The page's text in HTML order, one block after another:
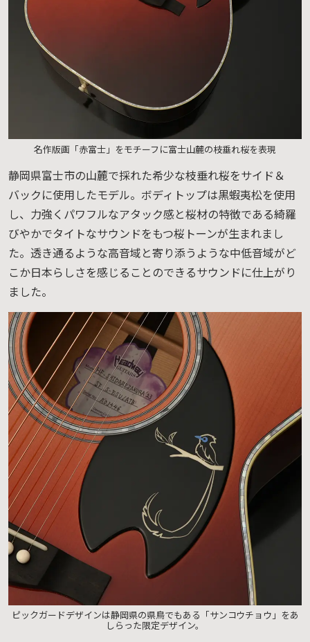
名作版画「赤富士」をモチーフに富士山麓の枝垂れ桜を表現
静岡県富士市の山麓で採れた希少な枝垂れ桜をサイド＆
バックに使用したモデル。ボディトップは黒蝦夷松を使用
し、力強くパワフルなアタック感と桜材の特徴である綺羅
びやかでタイトなサウンドをもつ桜トーンが生まれまし
た。透き通るような高音域と寄り添うような中低音域がど
こか日本らしさを感じることのできるサウンドに仕上がり
ました。
ピックガードデザインは静岡県の県鳥でもある「サンコウチョウ」をあ
しらった限定デザイン。